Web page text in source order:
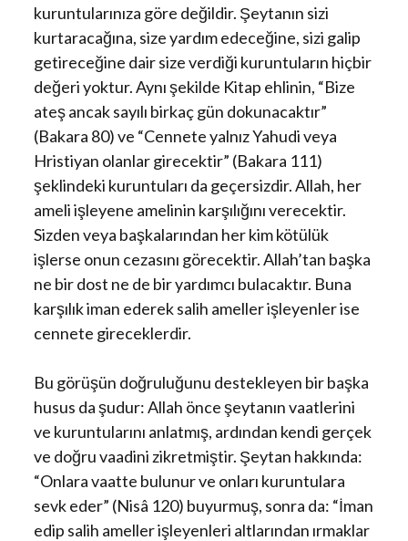
kuruntularınıza göre değildir. Şeytanın sizi
kurtaracağına, size yardım edeceğine, sizi galip
getireceğine dair size verdiği kuruntuların hiçbir
değeri yoktur. Aynı şekilde Kitap ehlinin, “Bize
ateş ancak sayılı birkaç gün dokunacaktır”
(Bakara 80) ve “Cennete yalnız Yahudi veya
Hristiyan olanlar girecektir” (Bakara 111)
şeklindeki kuruntuları da geçersizdir. Allah, her
ameli işleyene amelinin karşılığını verecektir.
Sizden veya başkalarından her kim kötülük
işlerse onun cezasını görecektir. Allah’tan başka
ne bir dost ne de bir yardımcı bulacaktır. Buna
karşılık iman ederek salih ameller işleyenler ise
cennete gireceklerdir.
Bu görüşün doğruluğunu destekleyen bir başka
husus da şudur: Allah önce şeytanın vaatlerini
ve kuruntularını anlatmış, ardından kendi gerçek
ve doğru vaadini zikretmiştir. Şeytan hakkında:
“Onlara vaatte bulunur ve onları kuruntulara
sevk eder” (Nisâ 120) buyurmuş, sonra da: “İman
edip salih ameller işleyenleri altlarından ırmaklar